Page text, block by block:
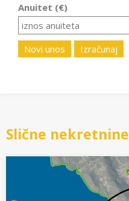
Anuitet (€)
Novi unos Izračunaj
Slične nekretnine